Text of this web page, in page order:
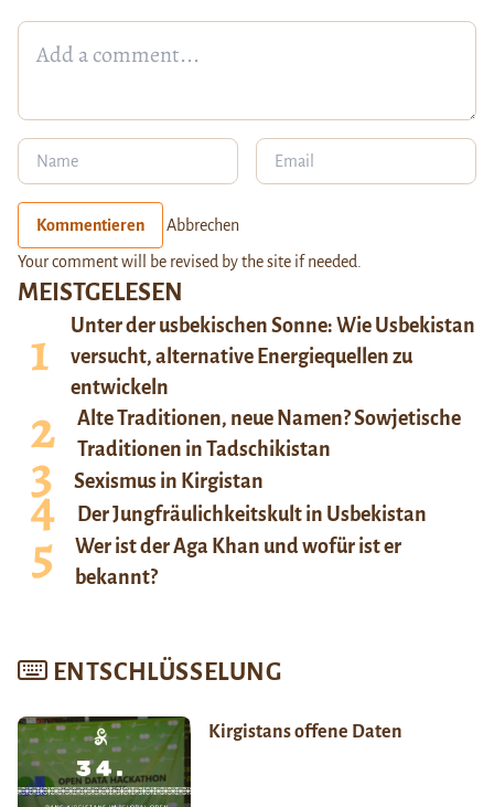
MEISTGELESEN
Unter der usbekischen Sonne: Wie Usbekistan
versucht, alternative Energiequellen zu
entwickeln
Alte Traditionen, neue Namen? Sowjetische
Traditionen in Tadschikistan
Sexismus in Kirgistan
Der Jungfräulichkeitskult in Usbekistan
Wer ist der Aga Khan und wofür ist er
bekannt?
ENTSCHLÜSSELUNG
Kirgistans offene Daten
Kommentieren Abbrechen
Your comment will be revised by the site if needed.